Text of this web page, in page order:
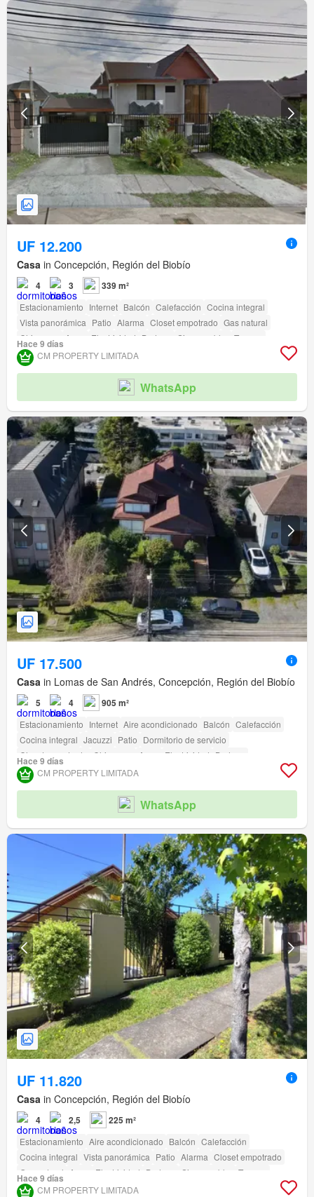
UF 12.200
Casa in Concepción, Región del Biobío
4 3 339 m²
Estacionamiento Internet Balcón Calefacción Cocina integral
Vista panorámica Patio Alarma Closet empotrado Gas natural
Chimenea
Agua Electricidad Bodega Sin amueblar
Terraza
amenity_wi_fi Piscina Área para niños
Hace 9 días
CM PROPERTY LIMITADA
WhatsApp
UF 17.500
Casa in Lomas de San Andrés, Concepción, Región del Biobío
5 4 905 m²
Estacionamiento Internet Aire acondicionado Balcón Calefacción
Cocina integral Jacuzzi Patio Dormitorio de servicio
Closet empotrado
Chimenea Agua Electricidad Bodega
Sin amueblar Terraza amenity_wi_fi
Área para niños
Acceso para personas con discapacidad
Hace 9 días
CM PROPERTY LIMITADA
WhatsApp
UF 11.820
Casa in Concepción, Región del Biobío
4 2,5 225 m²
Estacionamiento Aire acondicionado Balcón Calefacción
Cocina integral Vista panorámica Patio Alarma Closet empotrado
Gas natural
Agua Electricidad Bodega Sin amueblar
Terraza
amenity_wi_fi Jardín Conserje
Hace 9 días
CM PROPERTY LIMITADA